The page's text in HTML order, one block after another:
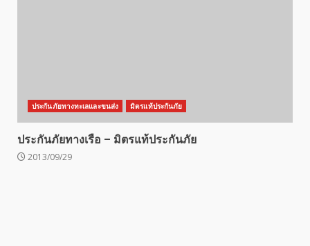
ประกันภัยทางทะเลและขนส่ง มิตรแท้ประกันภัย
ประกันภัยทางเรือ – มิตรแท้ประกันภัย
2013/09/29